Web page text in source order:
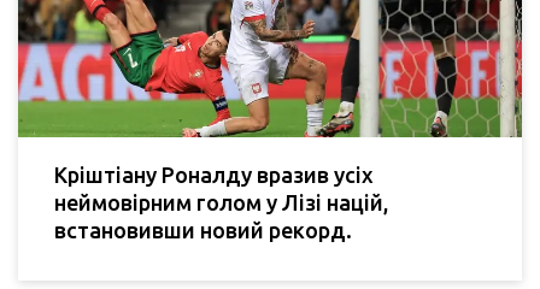
Кріштіану Роналду вразив усіх
неймовірним голом у Лізі націй,
встановивши новий рекорд.